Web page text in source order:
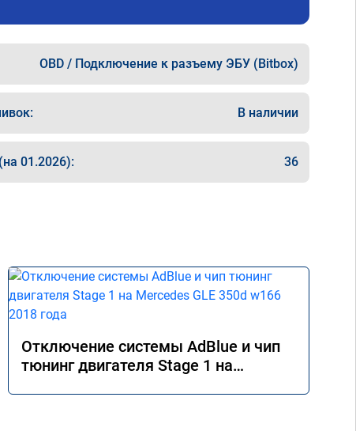
OBD / Подключение к разъему ЭБУ (Bitbox)
В наличии
01.2026): 36
Отключение системы AdBlue и чип
тюнинг двигателя Stage 1 на